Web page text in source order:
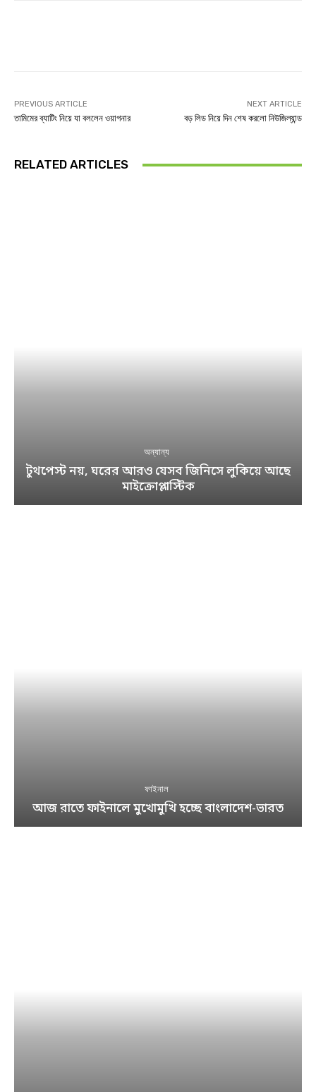
PREVIOUS ARTICLE
তামিমের ব্যাটিং নিয়ে যা বললেন ওয়াগনার
NEXT ARTICLE
বড় লিড নিয়ে দিন শেষ করলো নিউজিল্যান্ড
RELATED ARTICLES
অন্যান্য
টুথপেস্ট নয়, ঘরের আরও যেসব জিনিসে লুকিয়ে আছে
মাইক্রোপ্লাস্টিক
ফাইনাল
আজ রাতে ফাইনালে মুখোমুখি হচ্ছে বাংলাদেশ-ভারত